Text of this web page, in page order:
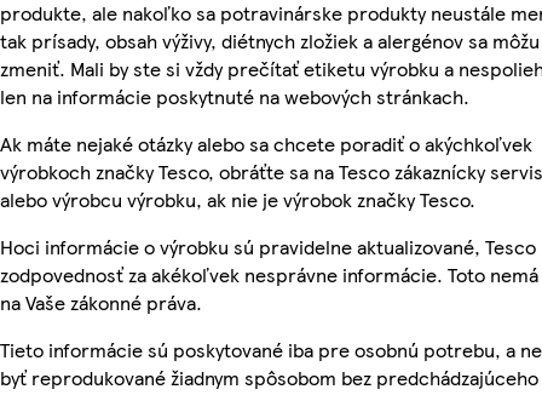
produkte, ale nakoľko sa potravinárske produkty neustále
tak prísady, obsah výživy, diétnych zložiek a alergénov sa môžu
zmeniť. Mali by ste si vždy prečítať etiketu výrobku a
len na informácie poskytnuté na webových stránkach.
Ak máte nejaké otázky alebo sa chcete poradiť o akýchkoľvek
výrobkoch značky Tesco, obráťte sa na Tesco zákaznícky
alebo výrobcu výrobku, ak nie je výrobok značky Tesco.
Hoci informácie o výrobku sú pravidelne aktualizované, Tesco
zodpovednosť za akékoľvek nesprávne informácie. Toto
na Vaše zákonné práva.
Tieto informácie sú poskytované iba pre osobnú potrebu, a
byť reprodukované žiadnym spôsobom bez predchádzajúceho